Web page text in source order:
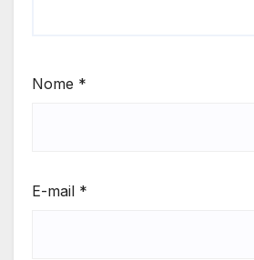
Nome *
E-mail *